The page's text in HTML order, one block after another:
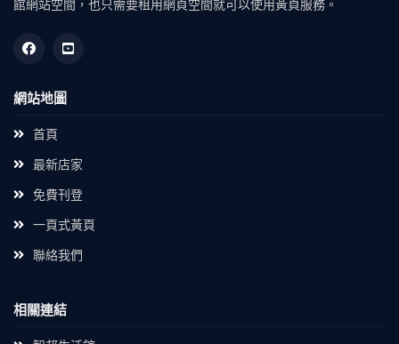
館網站空間，也只需要租用網頁空間就可以使用黃頁服務。
網站地圖
首頁
最新店家
免費刊登
一頁式黃頁
聯絡我們
相關連結